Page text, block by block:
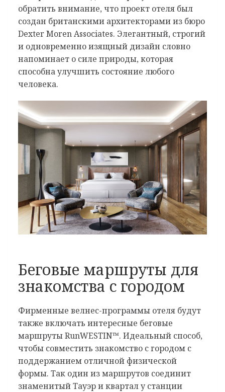
обратить внимание, что проект отеля был
создан британскими архитекторами из бюро
Dexter Moren Associates. Элегантный, строгий
и одновременно изящный дизайн словно
напоминает о силе природы, которая
способна улучшить состояние любого
человека.
Беговые маршруты для
знакомства с городом
Фирменные велнес-программы отеля будут
также включать интересные беговые
маршруты RunWESTIN™. Идеальный способ,
чтобы совместить знакомство с городом с
поддержанием отличной физической
формы. Так один из маршрутов соединит
знаменитый Тауэр и квартал у станции